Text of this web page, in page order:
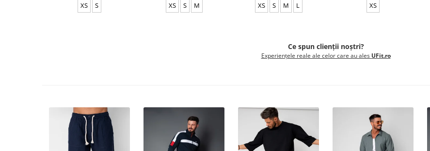
XS S XS S M XS S M L XS
Ce spun clienții noștri?
Experiențele reale ale celor care au ales UFit.ro